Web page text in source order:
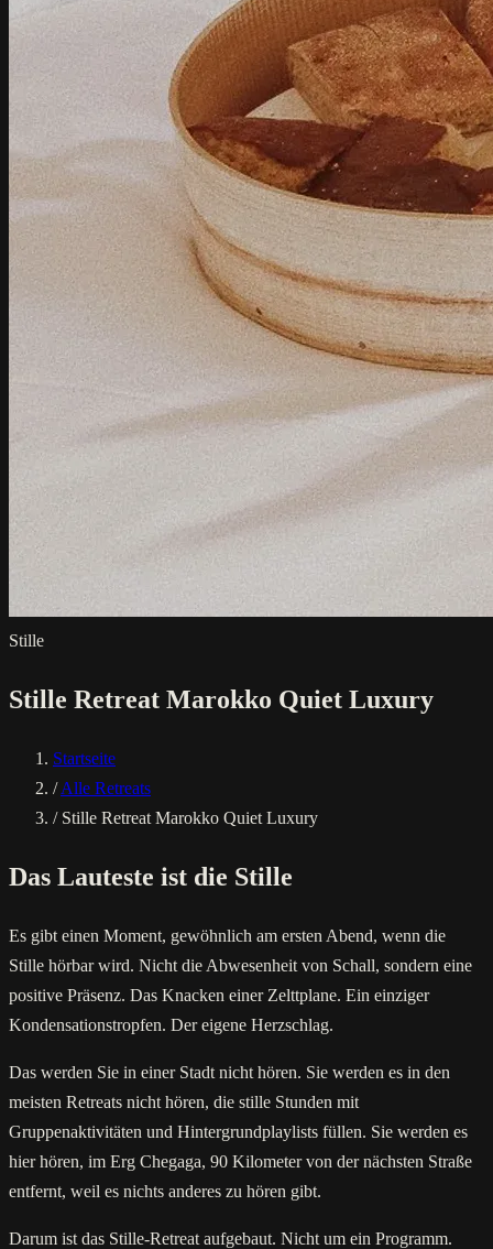
Stille
Stille Retreat Marokko Quiet Luxury
Startseite
/ Alle Retreats
/ Stille Retreat Marokko Quiet Luxury
Das Lauteste ist die Stille
Es gibt einen Moment, gewöhnlich am ersten Abend, wenn die
Stille hörbar wird. Nicht die Abwesenheit von Schall, sondern eine
positive Präsenz. Das Knacken einer Zelttplane. Ein einziger
Kondensationstropfen. Der eigene Herzschlag.
Das werden Sie in einer Stadt nicht hören. Sie werden es in den
meisten Retreats nicht hören, die stille Stunden mit
Gruppenaktivitäten und Hintergrundplaylists füllen. Sie werden es
hier hören, im Erg Chegaga, 90 Kilometer von der nächsten Straße
entfernt, weil es nichts anderes zu hören gibt.
Darum ist das Stille-Retreat aufgebaut. Nicht um ein Programm.